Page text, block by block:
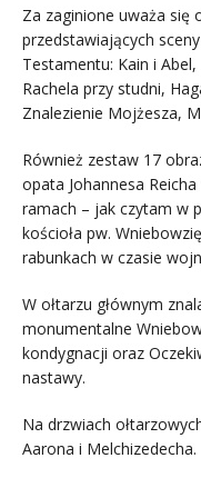
Za zaginione uważa się
przedstawiających
Testamentu: Kain i
Rachela przy studni,
Znalezienie Mojżesza,
Również zestaw 17
opata Johannesa
ramach – jak czytam w
kościoła pw.
rabunkach w czasie
W ołtarzu głównym
monumentalne
kondygnacji oraz
nastawy.
Na drzwiach
Aarona i Melchizedecha.